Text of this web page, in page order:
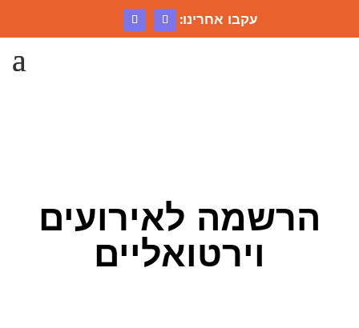
עקבו אחרינו:
הרשמה לאירועים
וירטואליים